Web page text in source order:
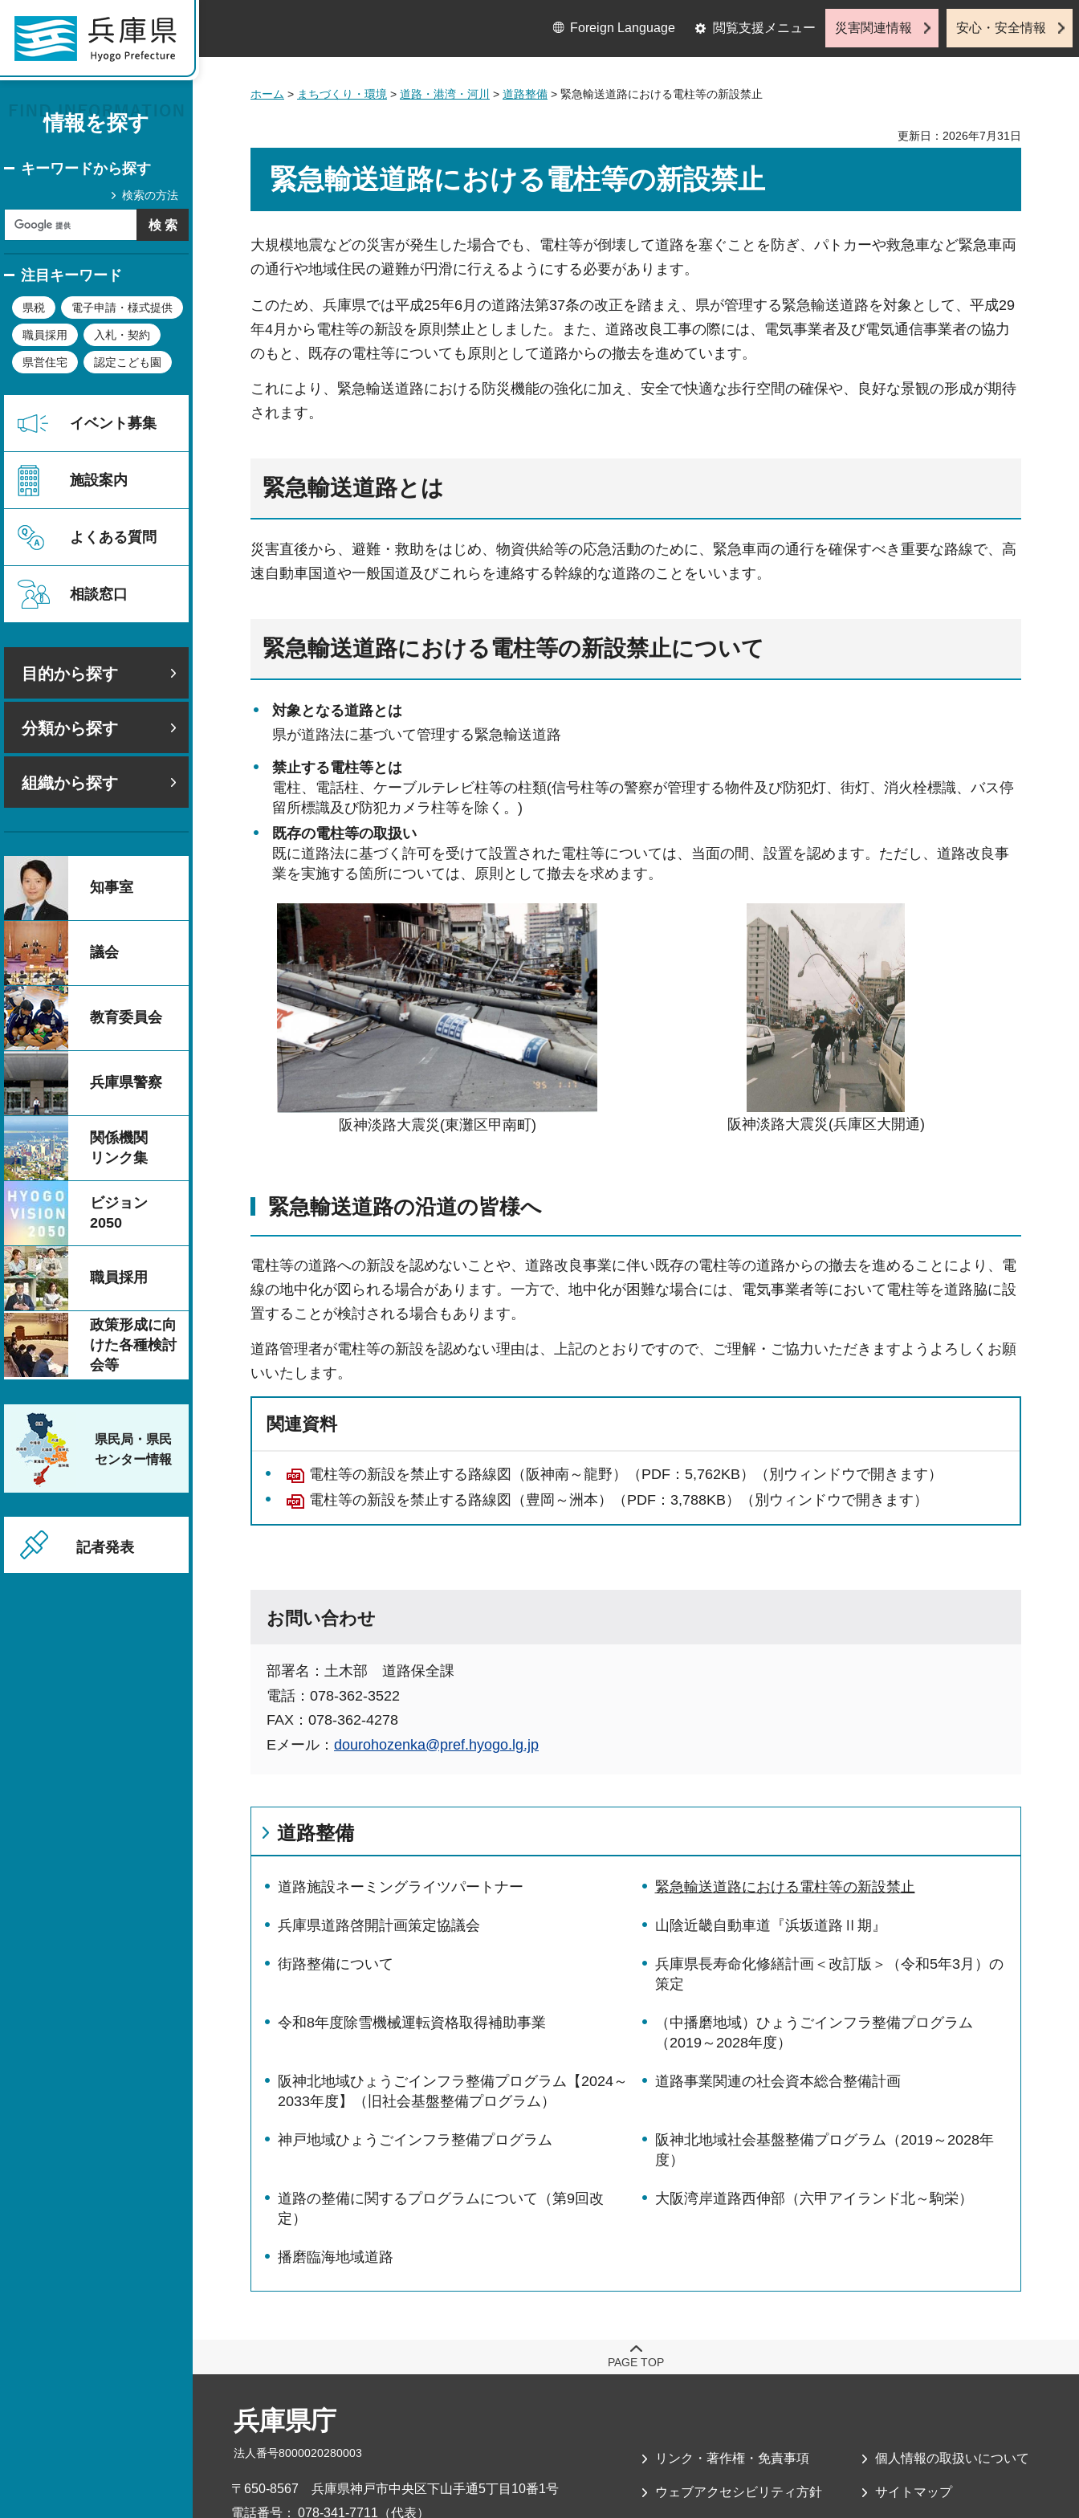
情報を探す
キーワードから探す
検索の方法
注目キーワード
県税 電子申請・様式提供
職員採用 入札・契約
県営住宅 認定こども園
イベント募集
施設案内
よくある質問
相談窓口
目的から探す
分類から探す
組織から探す
知事室
議会
教育委員会
兵庫県警察
関係機関
リンク集
ビジョン
2050
職員採用
政策形成に向
けた各種検討
会等
県民局・県民
センター情報
記者発表
Foreign Language 閲覧支援メニュー 災害関連情報 安心・安全情報
ホーム > まちづくり・環境 > 道路・港湾・河川 > 道路整備 > 緊急輸送道路における電柱等の新設禁止
更新日：2026年7月31日
緊急輸送道路における電柱等の新設禁止
大規模地震などの災害が発生した場合でも、電柱等が倒壊して道路を塞ぐことを防ぎ、パトカーや救急車など緊急車両
の通行や地域住民の避難が円滑に行えるようにする必要があります。
このため、兵庫県では平成25年6月の道路法第37条の改正を踏まえ、県が管理する緊急輸送道路を対象として、平成29
年4月から電柱等の新設を原則禁止としました。また、道路改良工事の際には、電気事業者及び電気通信事業者の協力
のもと、既存の電柱等についても原則として道路からの撤去を進めています。
これにより、緊急輸送道路における防災機能の強化に加え、安全で快適な歩行空間の確保や、良好な景観の形成が期待
されます。
緊急輸送道路とは
災害直後から、避難・救助をはじめ、物資供給等の応急活動のために、緊急車両の通行を確保すべき重要な路線で、高
速自動車国道や一般国道及びこれらを連絡する幹線的な道路のことをいいます。
緊急輸送道路における電柱等の新設禁止について
対象となる道路とは
県が道路法に基づいて管理する緊急輸送道路
禁止する電柱等とは
電柱、電話柱、ケーブルテレビ柱等の柱類(信号柱等の警察が管理する物件及び防犯灯、街灯、消火栓標識、バス停
留所標識及び防犯カメラ柱等を除く。)
既存の電柱等の取扱い
既に道路法に基づく許可を受けて設置された電柱等については、当面の間、設置を認めます。ただし、道路改良事
業を実施する箇所については、原則として撤去を求めます。
阪神淡路大震災(東灘区甲南町) 阪神淡路大震災(兵庫区大開通)
緊急輸送道路の沿道の皆様へ
電柱等の道路への新設を認めないことや、道路改良事業に伴い既存の電柱等の道路からの撤去を進めることにより、電
線の地中化が図られる場合があります。一方で、地中化が困難な場合には、電気事業者等において電柱等を道路脇に設
置することが検討される場合もあります。
道路管理者が電柱等の新設を認めない理由は、上記のとおりですので、ご理解・ご協力いただきますようよろしくお願
いいたします。
関連資料
電柱等の新設を禁止する路線図（阪神南～龍野）（PDF：5,762KB）（別ウィンドウで開きます）
電柱等の新設を禁止する路線図（豊岡～洲本）（PDF：3,788KB）（別ウィンドウで開きます）
お問い合わせ
部署名：土木部 道路保全課
電話：078-362-3522
FAX：078-362-4278
Eメール： dourohozenka@pref.hyogo.lg.jp
道路整備
道路施設ネーミングライツパートナー 緊急輸送道路における電柱等の新設禁止
兵庫県道路啓開計画策定協議会 山陰近畿自動車道『浜坂道路Ⅱ期』
街路整備について
兵庫県長寿命化修繕計画＜改訂版＞（令和5年3月）の
策定
令和8年度除雪機械運転資格取得補助事業
（中播磨地域）ひょうごインフラ整備プログラム
（2019～2028年度）
阪神北地域ひょうごインフラ整備プログラム【2024～
2033年度】（旧社会基盤整備プログラム）
道路事業関連の社会資本総合整備計画
神戸地域ひょうごインフラ整備プログラム
阪神北地域社会基盤整備プログラム（2019～2028年
度）
道路の整備に関するプログラムについて（第9回改
定）
大阪湾岸道路西伸部（六甲アイランド北～駒栄）
播磨臨海地域道路
PAGE TOP
兵庫県庁
法人番号8000020280003
〒650-8567
兵庫県神戸市中央区下山手通5丁目10番1号
電話番号： 078-341-7711（代表）
リンク・著作権・免責事項 個人情報の取扱いについて
ウェブアクセシビリティ方針 サイトマップ